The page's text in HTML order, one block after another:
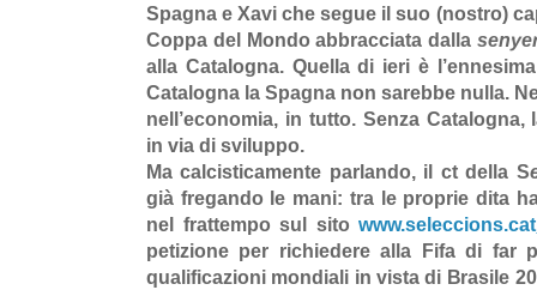
Spagna e Xavi che segue il suo (nostro)
Coppa del Mondo abbracciata dalla
alla Catalogna. Quella di ieri è
Catalogna la Spagna non sarebbe nulla.
nell’economia, in tutto. Senza
in via di sviluppo.
Ma calcisticamente parlando, il ct della S
già fregando le mani: tra le proprie dita
nel frattempo sul sitowww.seleccions.cat
petizione per richiedere alla Fifa di far
qualificazioni mondiali in vista di Brasile